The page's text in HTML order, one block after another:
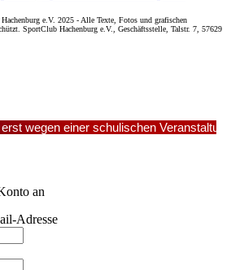
e.V. 2025 - Alle Texte, Fotos und grafischen
SportClub Hachenburg e.V., Geschäftsstelle, Talstr. 7, 57629
wegen einer schulischen
an
Adresse